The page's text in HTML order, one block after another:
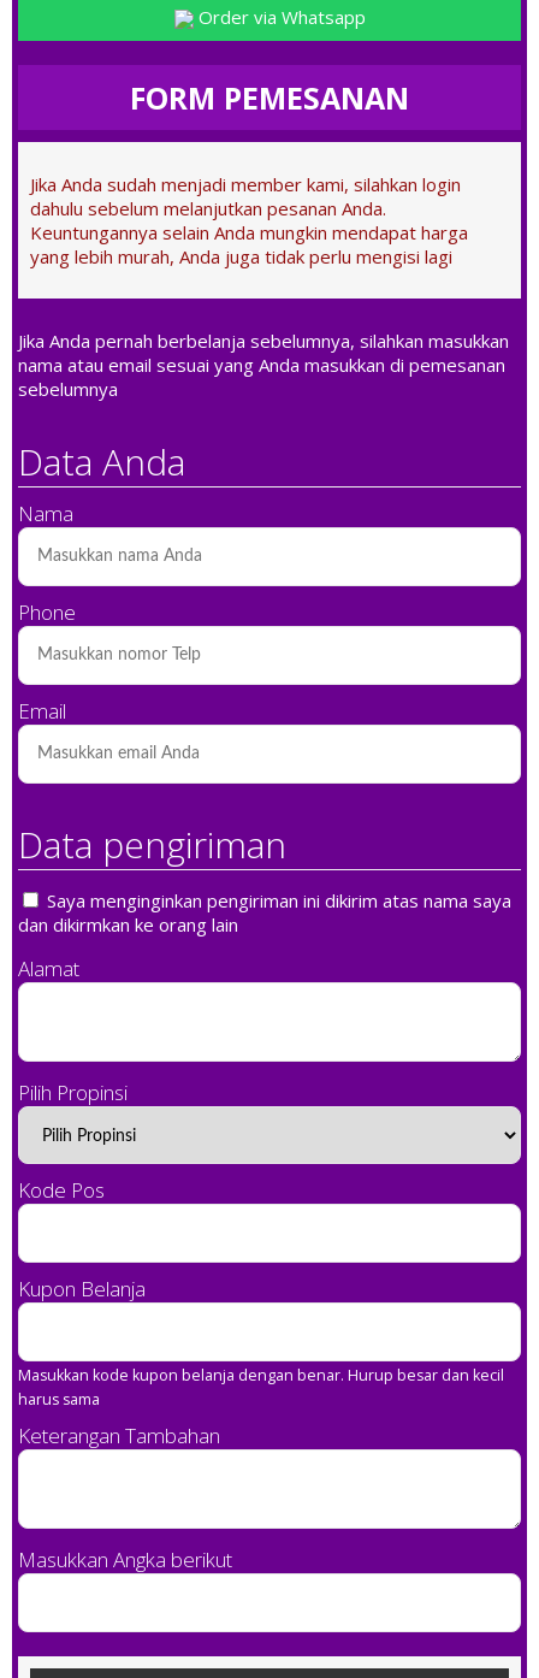
Order via Whatsapp
FORM PEMESANAN
Jika Anda sudah menjadi member kami, silahkan login
dahulu sebelum melanjutkan pesanan Anda.
Keuntungannya selain Anda mungkin mendapat harga
yang lebih murah, Anda juga tidak perlu mengisi lagi
Jika Anda pernah berbelanja sebelumnya, silahkan masukkan
nama atau email sesuai yang Anda masukkan di pemesanan
sebelumnya
Data Anda
Nama
Phone
Email
Data pengiriman
Saya menginginkan pengiriman ini dikirim atas nama saya
dan dikirmkan ke orang lain
Alamat
Pilih Propinsi
Kode Pos
Kupon Belanja
Masukkan kode kupon belanja dengan benar. Hurup besar dan kecil
harus sama
Keterangan Tambahan
Masukkan Angka berikut